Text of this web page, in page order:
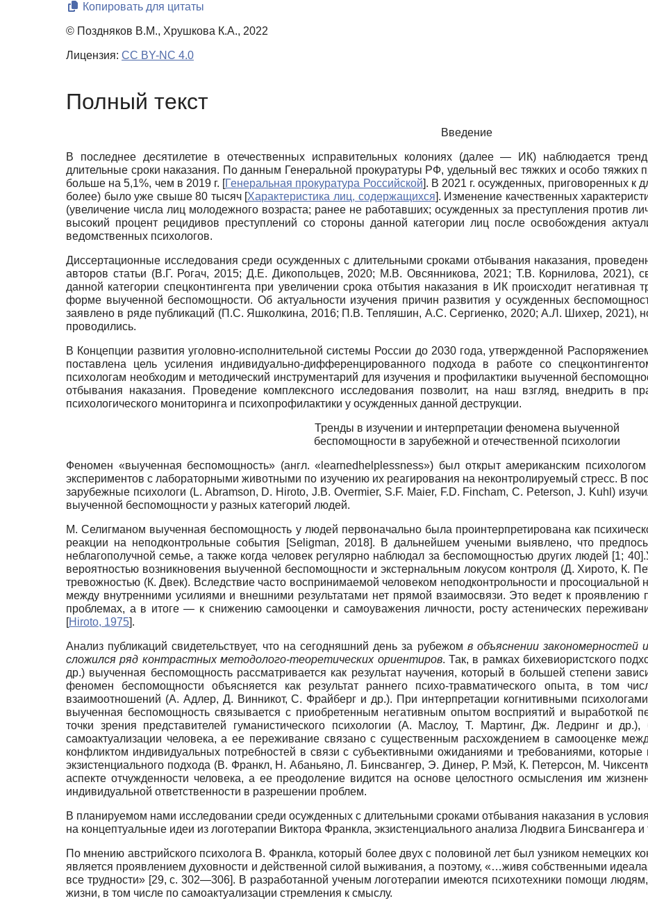
Копировать для цитаты
© Поздняков В.М., Хрушкова К.А., 2022
Лицензия: CC BY-NC 4.0
Полный текст
Введение
В последнее десятилетие в отечественных исправительных колониях (далее — ИК) наблюдается
длительные сроки наказания. По данным Генеральной прокуратуры РФ, удельный вес тяжких и особо тяжких
больше на 5,1%, чем в 2019 г. [Генеральная прокуратура Российской]. В 2021 г. осужденных, приговоренных к
более) было уже свыше 80 тысяч [Характеристика лиц, содержащихся]. Изменение качественных
(увеличение числа лиц молодежного возраста; ранее не работавших; осужденных за преступления против
высокий процент рецидивов преступлений со стороны данной категории лиц после освобождения
ведомственных психологов.
Диссертационные исследования среди осужденных с длительными сроками отбывания наказания,
авторов статьи (В.Г. Рогач, 2015; Д.Е. Дикопольцев, 2020; М.В. Овсянникова, 2021; Т.В. Корнилова, 2021),
данной категории спецконтингента при увеличении срока отбытия наказания в ИК происходит
форме выученной беспомощности. Об актуальности изучения причин развития у осужденных
заявлено в ряде публикаций (П.С. Яшколкина, 2016; П.В. Тепляшин, А.С. Сергиенко, 2020; А.Л. Шихер, 2021),
проводились.
В Концепции развития уголовно-исполнительной системы России до 2030 года, утвержденной
поставлена цель усиления индивидуально-дифференцированного подхода в работе со
психологам необходим и методический инструментарий для изучения и профилактики выученной
отбывания наказания. Проведение комплексного исследования позволит, на наш взгляд, внедрить в
психологического мониторинга и психопрофилактики у осужденных данной деструкции.
Тренды в изучении и интерпретации феномена выученной
беспомощности в зарубежной и отечественной психологии
Феномен «выученная беспомощность» (англ. «learnedhelplessness») был открыт американским
экспериментов с лабораторными животными по изучению их реагирования на неконтролируемый стресс. В
зарубежные психологи (L. Abramson, D. Hiroto, J.B. Overmier, S.F. Maier, F.D. Fincham, C. Peterson, J. Kuhl)
выученной беспомощности у разных категорий людей.
М. Селигманом выученная беспомощность у людей первоначально была проинтерпретирована как
реакции на неподконтрольные события
[Seligman, 2018]. В дальнейшем учеными выявлено, что
неблагополучной семье, а также когда человек регулярно наблюдал за беспомощностью других людей [1;
вероятностью возникновения выученной беспомощности и экстернальным локусом контроля (Д. Хирото, К.
тревожностью (К. Двек). Вследствие часто воспринимаемой человеком неподконтрольности и просоциальной
между внутренними усилиями и внешними результатами нет прямой взаимосвязи. Это ведет к проявлению
проблемах, а в итоге — к снижению самооценки и самоуважения личности, росту астенических
[Hiroto, 1975].
Анализ публикаций свидетельствует, что на сегодняшний день за рубежом в объяснении закономерностей
сложился ряд контрастных методолого-теоретических ориентиров. Так, в рамках бихевиористского
др.) выученная беспомощность рассматривается как результат научения, который в большей степени
феномен беспомощности объясняется как результат раннего психо-травматического опыта, в том
взаимоотношений (А. Адлер, Д. Винникот, С. Фрайберг и др.). При интерпретации когнитивными
выученная беспомощность связывается с приобретенным негативным опытом восприятий и выработкой
точки зрения представителей гуманистического психологии (А. Маслоу, Т. Мартинг, Дж. Ледринг и
самоактуализации человека, а ее переживание связано с существенным расхождением в самооценке
конфликтом индивидуальных потребностей в связи с субъективными ожиданиями и требованиями,
экзистенциального подхода (В. Франкл, Н. Абаньяно, Л. Бинсвангер, Э. Динер, Р. Мэй, К. Петерсон, М.
аспекте отчужденности человека, а ее преодоление видится на основе целостного осмысления им
индивидуальной ответственности в разрешении проблем.
В планируемом нами исследовании среди осужденных с длительными сроками отбывания наказания в
на концептуальные идеи из логотерапии Виктора Франкла, экзистенциального анализа Людвига Бинсвангера
По мнению австрийского психолога В. Франкла, который более двух с половиной лет был узником немецких
является проявлением духовности и действенной силой выживания, а поэтому, «…живя собственными
все трудности» [29, с. 302—306]. В разработанной ученым логотерапии имеются психотехники помощи
жизни, в том числе по самоактуализации стремления к смыслу.